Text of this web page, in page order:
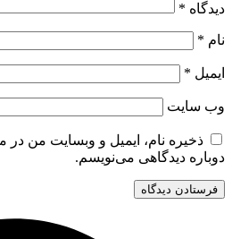
دیدگاه *
نام *
ایمیل *
وب‌ سایت
ذخیره نام، ایمیل و وبسایت من در
دوباره دیدگاهی می‌نویسم.